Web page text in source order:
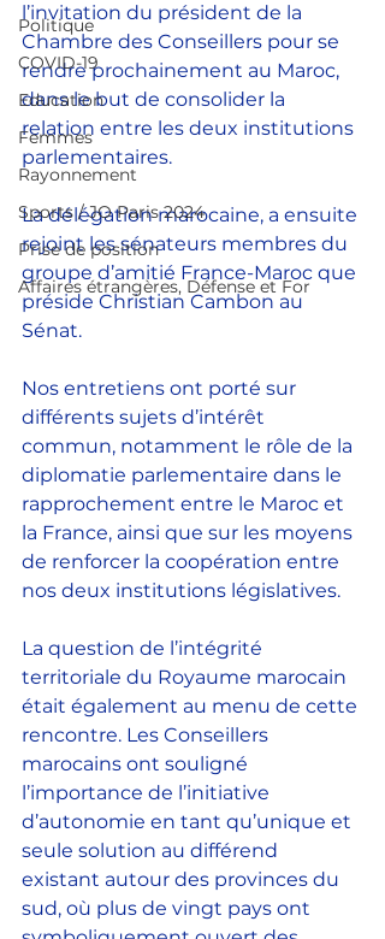
Politique
COVID-19
Education
Femmes
Rayonnement
Sports / JO Paris 2024
Prise de position
Affaires étrangères, Défense et For
l’invitation du président de la
Chambre des Conseillers pour se
rendre prochainement au Maroc,
dans le but de consolider la
relation entre les deux institutions
parlementaires.
La délégation marocaine, a ensuite
rejoint les sénateurs membres du
groupe d’amitié France-Maroc que
préside Christian Cambon au
Sénat.
Nos entretiens ont porté sur
différents sujets d’intérêt
commun, notamment le rôle de la
diplomatie parlementaire dans le
rapprochement entre le Maroc et
la France, ainsi que sur les moyens
de renforcer la coopération entre
nos deux institutions législatives.
La question de l’intégrité
territoriale du Royaume marocain
était également au menu de cette
rencontre. Les Conseillers
marocains ont souligné
l’importance de l’initiative
d’autonomie en tant qu’unique et
seule solution au différend
existant autour des provinces du
sud, où plus de vingt pays ont